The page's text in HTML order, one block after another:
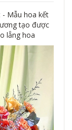
- Mẫu hoa kết
tạo được
lẵng hoa